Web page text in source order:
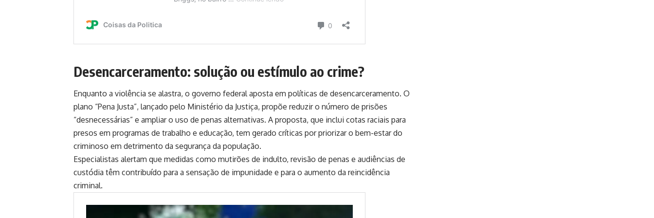
Desencarceramento: solução ou estímulo ao crime?
Enquanto a violência se alastra, o governo federal aposta em políticas de desencarceramento. O
plano “Pena Justa”, lançado pelo Ministério da Justiça, propõe reduzir o número de prisões
“desnecessárias” e ampliar o uso de penas alternativas. A proposta, que inclui cotas raciais para
presos em programas de trabalho e educação, tem gerado críticas por priorizar o bem-estar do
criminoso em detrimento da segurança da população.
Especialistas alertam que medidas como mutirões de indulto, revisão de penas e audiências de
custódia têm contribuído para a sensação de impunidade e para o aumento da reincidência
criminal.